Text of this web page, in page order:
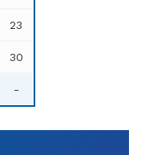
23
30
-